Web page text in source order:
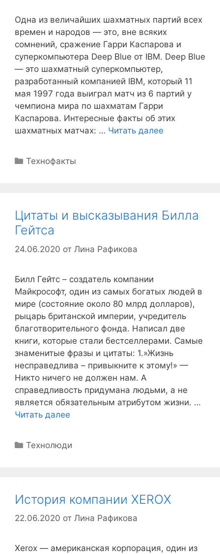
Одна из величайших шахматных партий всех
времен и народов — это, вне всяких
сомнений, сражение Гарри Каспарова и
суперкомпьютера Deep Blue от IBM. Deep Blue
— это шахматный суперкомпьютер,
разработанный компанией IBM, который 11
мая 1997 года выиграл матч из 6 партий у
чемпиона мира по шахматам Гарри
Каспарова. Интересные факты об этих
шахматных матчах: … Читать далее
Рубрики
Технофакты
Цитаты и высказывания Билла
Гейтса
24.06.2020 от Лина Рафикова
Билл Гейтс – создатель компании
Майкрософт, один из самых богатых людей в
мире (состояние около 80 млрд долларов),
рыцарь британской империи, учредитель
благотворительного фонда. Написал две
книги, которые стали бестселлерами. Самые
знаменитые фразы и цитаты: 1.»Жизнь
несправедлива – привыкните к этому!» —
Никто ничего не должен нам. А
справедливость придумана людьми, а не
является обязательным атрибутом жизни. …
Читать далее
Рубрики
Технолюди
История компании XEROX
22.06.2020 от Лина Рафикова
Xerox — американская корпорация, один из